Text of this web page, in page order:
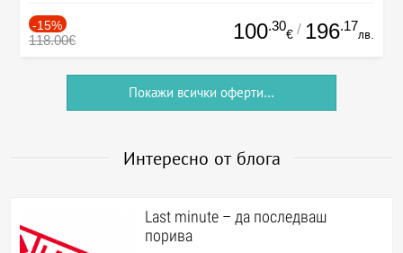
-15%
118.00€ 100.30
€ / 196.17
лв.
Покажи всички оферти...
Интересно от блога
Last minute – да последваш
порива